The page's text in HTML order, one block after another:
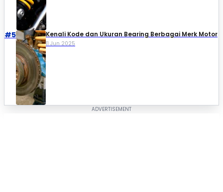
#5 Kenali Kode dan Ukuran Bearing Berbagai Merk Motor
11 Jun 2025